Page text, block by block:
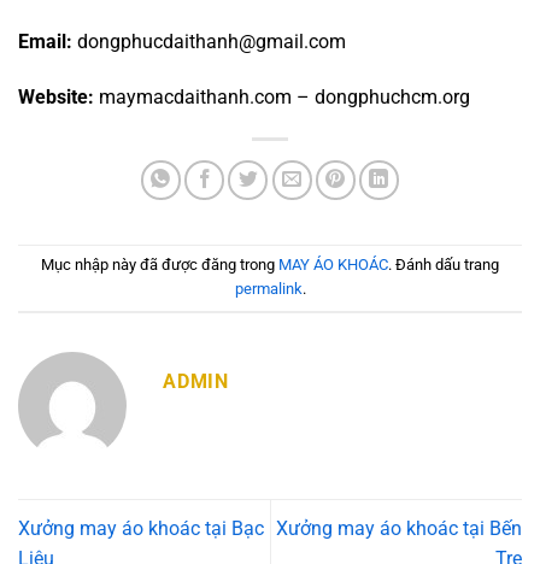
Email: dongphucdaithanh@gmail.com
Website: maymacdaithanh.com – dongphuchcm.org
Mục nhập này đã được đăng trong MAY ÁO KHOÁC. Đánh dấu trang
permalink.
ADMIN
Xưởng may áo khoác tại Bạc
Liêu
Xưởng may áo khoác tại Bến
Tre